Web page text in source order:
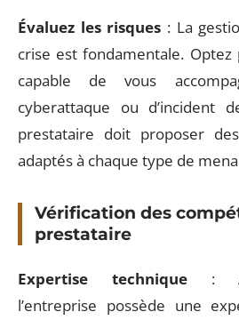
Évaluez les risques : La
crise est fondamentale.
capable de vous
cyberattaque ou d’incident
prestataire doit proposer
adaptés à chaque type de
Vérification des
prestataire
Expertise technique:
l’entreprise possède une